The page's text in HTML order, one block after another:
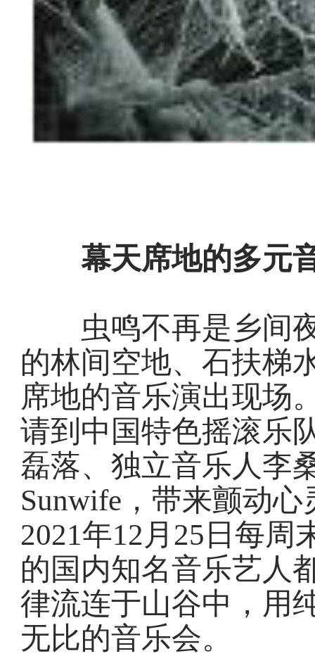
幕天席地的多元
虫鸣不再是乡间夜
的林间空地、石扶梯
席地的音乐演出现场
请到中国特色摇滚乐
磊落、独立音乐人李
Sunwife，带来颤动
2021年12月25日每周
的国内知名音乐艺人
律流连于山谷中，用
无比的音乐会。